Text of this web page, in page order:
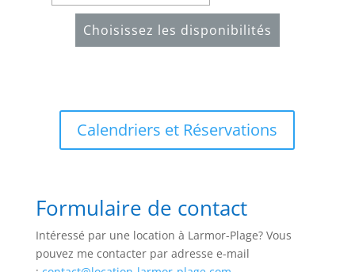
Choisissez les disponibilités
Calendriers et Réservations
Formulaire de contact
Intéressé par une location à Larmor-Plage? Vous
pouvez me contacter par adresse e-mail